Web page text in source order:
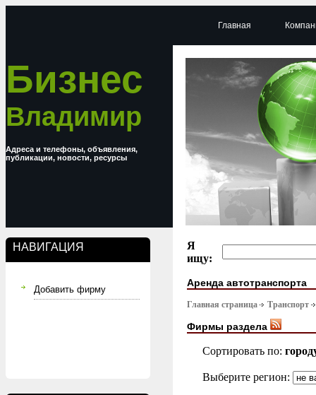
Бизнес
Владимир
Адреса и телефоны, объявления,
публикации, новости, ресурсы
НАВИГАЦИЯ
Добавить фирму
Главная
Я
ищу:
Аренда автотранспорта
Главная страница Транспорт
Фирмы раздела
Сортировать по:
Выберите регион: